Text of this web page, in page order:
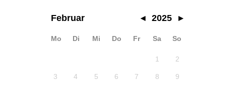
Februar ◂ 2025 ▸
Mo Di Mi Do Fr Sa So
1 2
3 4 5 6 7 8 9